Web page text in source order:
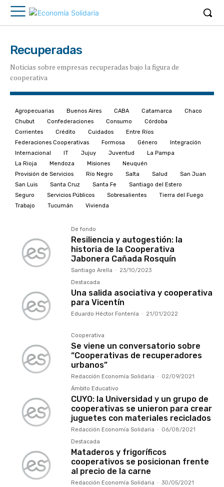
Recuperadas
Noticias sobre empresas recuperadas bajo la figura de
cooperativa
Agropecuarias Buenos Aires CABA Catamarca
Chaco
Chubut
Confederaciones Consumo
Córdoba
Corrientes
Crédito Cuidados
Entre Ríos
Federaciones Cooperativas
Formosa Género
Integración
Internacional
IT Jujuy Juventud
La Pampa
La Rioja
Mendoza Misiones
Neuquén
Provisión de Servicios
Río Negro Salta Salud
San Juan
San Luis
Santa Cruz Santa Fe
Santiago del Estero
Seguro
Servicios Públicos Sobresalientes
Tierra del Fuego
Trabajo
Tucumán Vivienda
De fondo
Resiliencia y autogestión: la
historia de la Cooperativa
Jabonera Cañada Rosquín
Santiago Arella - 23/10/2023
Destacada
Una salida asociativa y cooperativa
para Vicentín
Eduardo Héctor Fontenla - 21/01/2022
Cooperativa
Se viene un conversatorio sobre
“Cooperativas de recuperadores
urbanos”
Redacción Economía Solidaria - 02/09/2021
Ámbito Educativo
CUYO: la Universidad y un grupo de
cooperativas se unieron para crear
juguetes con materiales reciclados
Redacción Economía Solidaria - 06/08/2021
Destacada
Mataderos y frigoríficos
cooperativos se posicionan frente
al precio de la carne
Redacción Economía Solidaria - 30/05/2021